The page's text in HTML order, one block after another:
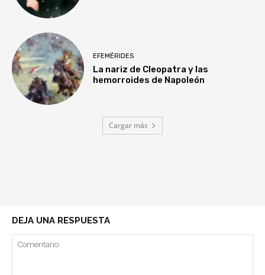
EFEMÉRIDES
La nariz de Cleopatra y las
hemorroides de Napoleón
Cargar más
DEJA UNA RESPUESTA